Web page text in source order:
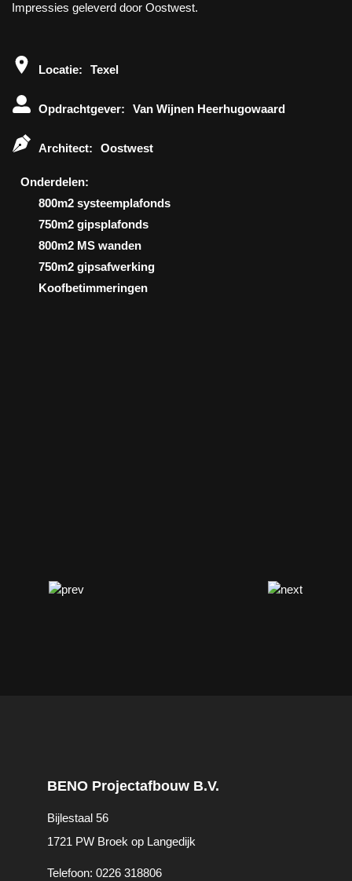
Impressies geleverd door Oostwest.
Locatie: Texel
Opdrachtgever: Van Wijnen Heerhugowaard
Architect: Oostwest
Onderdelen:
800m2 systeemplafonds
750m2 gipsplafonds
800m2 MS wanden
750m2 gipsafwerking
koofbetimmeringen
BENO Projectafbouw B.V.
Bijlestaal 56
1721 PW Broek op Langedijk
Telefoon: 0226 318806